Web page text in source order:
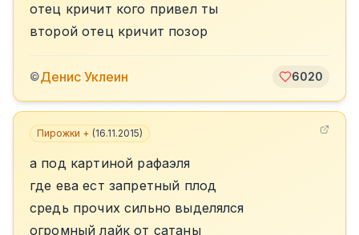
отец кричит кого привел ты
второй отец кричит позор
©Денис Уклеин 6020
Пирожки + (16.11.2015)
а под картиной рафаэля
где ева ест запретный плод
средь прочих сильно выделялся
огромный лайк от сатаны